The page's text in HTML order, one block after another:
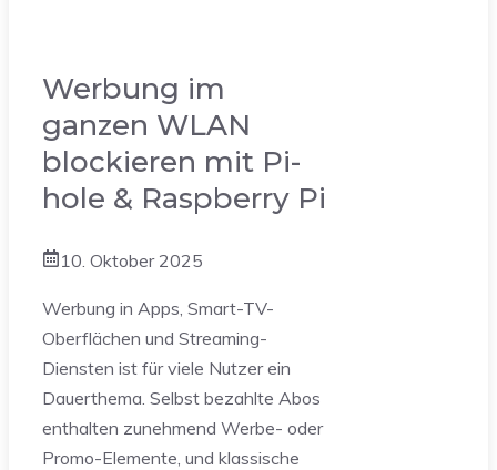
Werbung im
ganzen WLAN
blockieren mit Pi-
hole & Raspberry Pi
10. Oktober 2025
Werbung in Apps, Smart-TV-
Oberflächen und Streaming-
Diensten ist für viele Nutzer ein
Dauerthema. Selbst bezahlte Abos
enthalten zunehmend Werbe- oder
Promo-Elemente, und klassische